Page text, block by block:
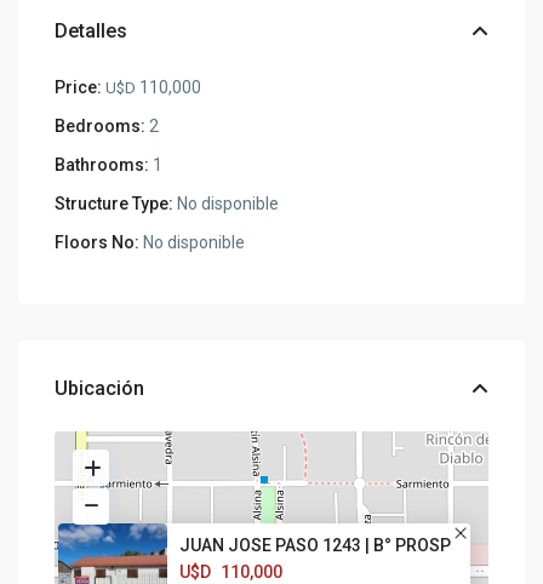
Detalles
Price: U$D 110,000
Bedrooms: 2
Bathrooms: 1
Structure Type: No disponible
Floors No: No disponible
Ubicación
JUAN JOSE PASO 1243 | B° PROSP
U$D 110,000